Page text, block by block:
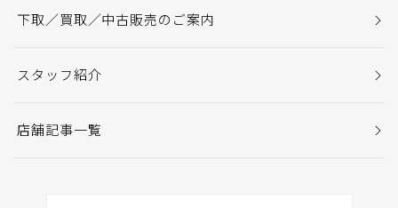
下取／買取／中古販売のご案内
スタッフ紹介
店舗記事一覧